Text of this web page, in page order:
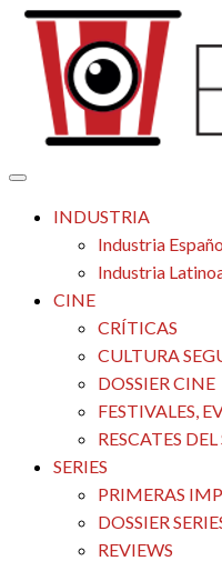
Saltar
contenido
El Palomitrón
Tu espacio de la industria
INDUSTRIA
Industria
Industria
CINE
CRÍTICAS
CULTURA
DOSSIER CINE
FESTIVALES,
RESCATES
SERIES
PRIMERAS
DOSSIER
REVIEWS